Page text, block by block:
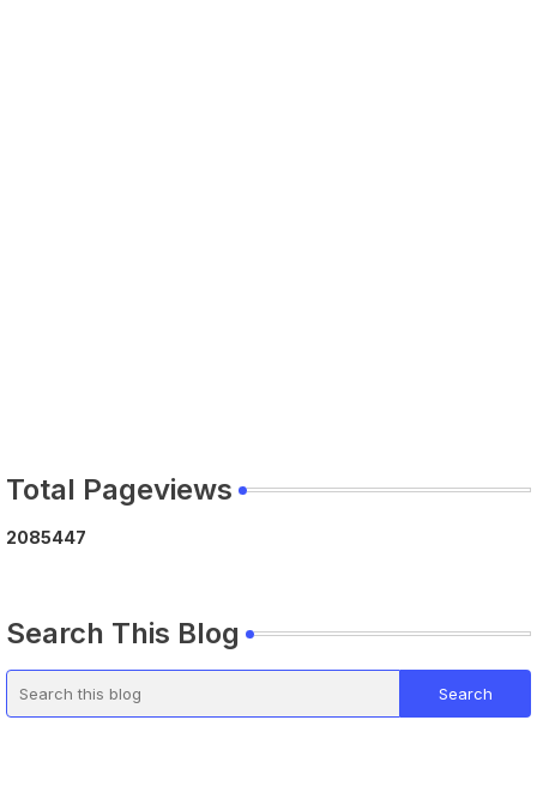
Total Pageviews
2085447
Search This Blog